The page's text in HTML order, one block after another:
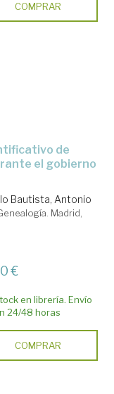
COMPRAR
el gobierno
Bautista, Antonio
Madrid,
€
en librería. Envío
24/48 horas
COMPRAR